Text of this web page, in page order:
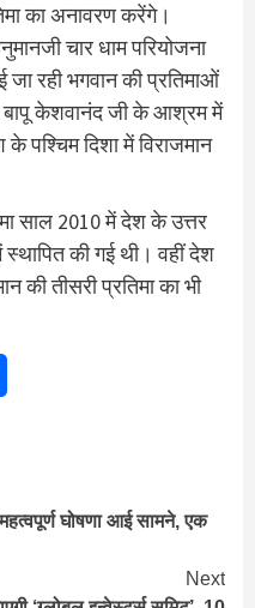
का अनावरण करेंगे।
चार धाम परियोजना
रही भगवान की प्रतिमाओं
बापू केशवानंद जी के आश्रम में
पश्चिम दिशा में विराजमान
साल 2010 में देश के उत्तर
की गई थी। वहीं देश
की तीसरी प्रतिमा का भी
महत्वपूर्ण घोषणा आई सामने, एक
Next